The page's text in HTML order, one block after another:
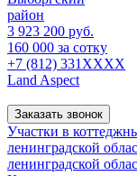
район
3 923 200 руб.
160 000 за сотку
+7 (812) 331XXXX
Land Aspect
Заказать звонок
Участки в
ленинградской
ленинградской